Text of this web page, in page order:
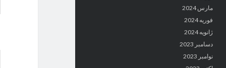
مارس 2024
فوریه 2024
ژانویه 2024
دسامبر 2023
نوامبر 2023